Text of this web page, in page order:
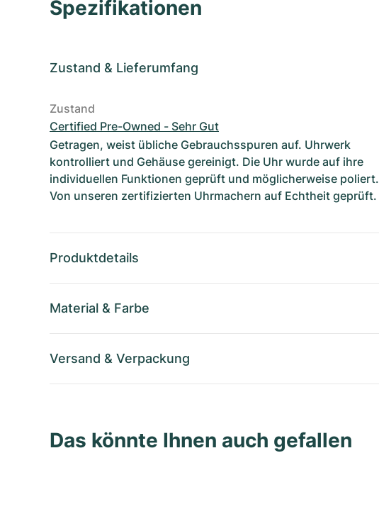
Spezifikationen
Zustand & Lieferumfang
Zustand
Certified Pre-Owned - Sehr Gut
Getragen, weist übliche Gebrauchsspuren auf. Uhrwerk
kontrolliert und Gehäuse gereinigt. Die Uhr wurde auf ihre
individuellen Funktionen geprüft und möglicherweise poliert.
Von unseren zertifizierten Uhrmachern auf Echtheit geprüft.
Produktdetails
Material & Farbe
Versand & Verpackung
Das könnte Ihnen auch gefallen